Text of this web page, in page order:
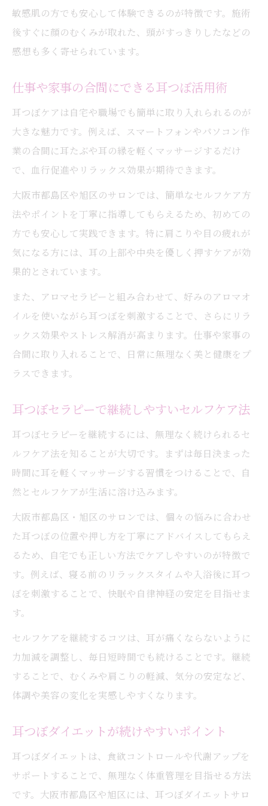
敏感肌の方でも安心して体験できるのが特徴です。施術
後すぐに顔のむくみが取れた、頭がすっきりしたなどの
感想も多く寄せられています。
仕事や家事の合間にできる耳つぼ活用術
耳つぼケアは自宅や職場でも簡単に取り入れられるのが
大きな魅力です。例えば、スマートフォンやパソコン作
業の合間に耳たぶや耳の縁を軽くマッサージするだけ
で、血行促進やリラックス効果が期待できます。
大阪市都島区や旭区のサロンでは、簡単なセルフケア方
法やポイントを丁寧に指導してもらえるため、初めての
方でも安心して実践できます。特に肩こりや目の疲れが
気になる方には、耳の上部や中央を優しく押すケアが効
果的とされています。
また、アロマセラピーと組み合わせて、好みのアロマオ
イルを使いながら耳つぼを刺激することで、さらにリラ
ックス効果やストレス解消が高まります。仕事や家事の
合間に取り入れることで、日常に無理なく美と健康をプ
ラスできます。
耳つぼセラピーで継続しやすいセルフケア法
耳つぼセラピーを継続するには、無理なく続けられるセ
ルフケア法を知ることが大切です。まずは毎日決まった
時間に耳を軽くマッサージする習慣をつけることで、自
然とセルフケアが生活に溶け込みます。
大阪市都島区・旭区のサロンでは、個々の悩みに合わせ
た耳つぼの位置や押し方を丁寧にアドバイスしてもらえ
るため、自宅でも正しい方法でケアしやすいのが特徴で
す。例えば、寝る前のリラックスタイムや入浴後に耳つ
ぼを刺激することで、快眠や自律神経の安定を目指せま
す。
セルフケアを継続するコツは、耳が痛くならないように
力加減を調整し、毎日短時間でも続けることです。継続
することで、むくみや肩こりの軽減、気分の安定など、
体調や美容の変化を実感しやすくなります。
耳つぼダイエットが続けやすいポイント
耳つぼダイエットは、食欲コントロールや代謝アップを
サポートすることで、無理なく体重管理を目指せる方法
です。大阪市都島区や旭区には、耳つぼダイエットサロ